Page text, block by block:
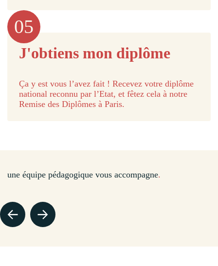
05
J'obtiens mon diplôme
Ça y est vous l’avez fait ! Recevez votre diplôme
national reconnu par l’Etat, et fêtez cela à notre
Remise des Diplômes à Paris.
une équipe pédagogique vous accompagne.
DOMINIQUE - DIRECTEUR DU CFA